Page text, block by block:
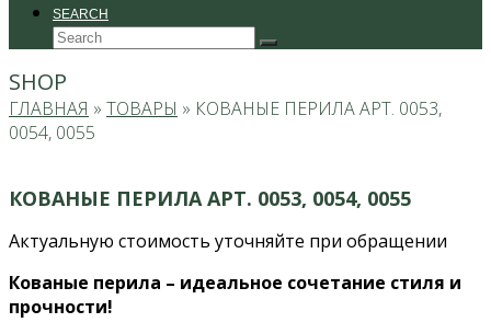
SEARCH
Search
Submit
SHOP
ГЛАВНАЯ » ТОВАРЫ » КОВАНЫЕ ПЕРИЛА АРТ. 0053,
0054, 0055
КОВАНЫЕ ПЕРИЛА АРТ. 0053, 0054, 0055
Актуальную стоимость уточняйте при обращении
Кованые перила – идеальное сочетание стиля и
прочности!